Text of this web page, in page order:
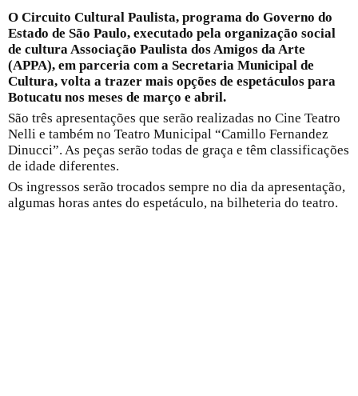
O Circuito Cultural Paulista, programa do Governo do
Estado de São Paulo, executado pela organização social
de cultura Associação Paulista dos Amigos da Arte
(APPA), em parceria com a Secretaria Municipal de
Cultura, volta a trazer mais opções de espetáculos para
Botucatu nos meses de março e abril.
São três apresentações que serão realizadas no Cine Teatro
Nelli e também no Teatro Municipal “Camillo Fernandez
Dinucci”. As peças serão todas de graça e têm classificações
de idade diferentes.
Os ingressos serão trocados sempre no dia da apresentação,
algumas horas antes do espetáculo, na bilheteria do teatro.